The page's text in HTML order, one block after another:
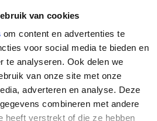
van cookies
om content en advertenties te
voor social media te bieden en
te analyseren. Ook delen we
van onze site met onze
adverteren en analyse. Deze
combineren met andere
heeft verstrekt of die ze hebben
DE
meer productiviteit door AI en low-
naar applicaties en
uiteindelijk in een
software engineers met